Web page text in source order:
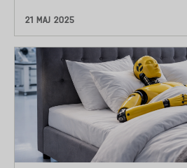
21 MAJ 2025